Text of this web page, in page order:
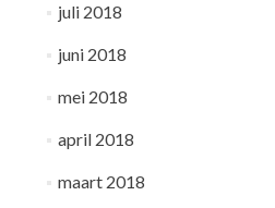
juli 2018
juni 2018
mei 2018
april 2018
maart 2018